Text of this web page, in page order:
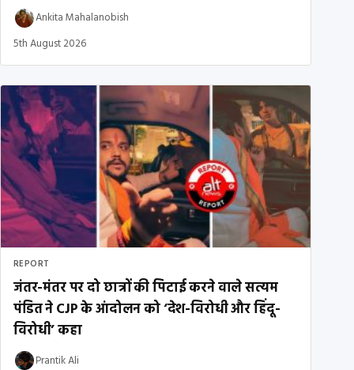
Ankita Mahalanobish
5th August 2026
REPORT
जंतर-मंतर पर दो छात्रों की पिटाई करने वाले सत्यम
पंडित ने CJP के आंदोलन को ‘देश-विरोधी और हिंदू-
विरोधी’ कहा
Prantik Ali